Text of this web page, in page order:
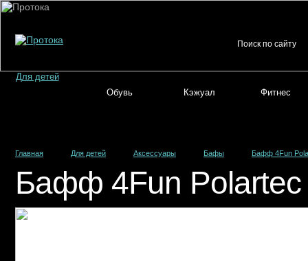
Для детей
Обувь
Кэжуал Фитнес
Главная Для детей Аксессуары Бафы Бафф 4Fun
Бафф 4Fun Polartec